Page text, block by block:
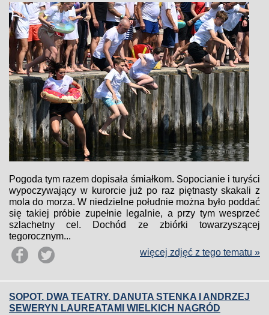
Pogoda tym razem dopisała śmiałkom. Sopocianie i turyści
wypoczywający w kurorcie już po raz piętnasty skakali z
mola do morza. W niedzielne południe można było poddać
się takiej próbie zupełnie legalnie, a przy tym wesprzeć
szlachetny cel. Dochód ze zbiórki towarzyszącej
tegorocznym...
więcej zdjęć z tego tematu »
SOPOT. DWA TEATRY. DANUTA STENKA I ANDRZEJ
SEWERYN LAUREATAMI WIELKICH NAGRÓD